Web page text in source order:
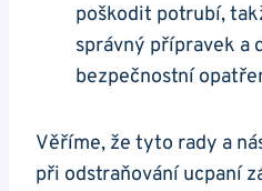
poškodit potrubí,⁢
správný přípravek ⁢a
bezpečnostní
Věříme, že​ tyto rady a
při odstraňování ucpaní